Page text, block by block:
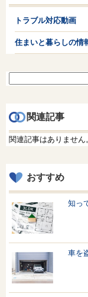
トラブル対応動画
住まいと暮らしの情
関連記事
関連記事はありません
おすすめ
知っ
車を